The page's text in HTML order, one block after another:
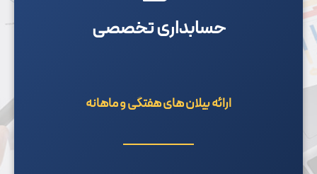
حسابداری تخصصی
ارائه بیلان های هفتگی و ماهانه